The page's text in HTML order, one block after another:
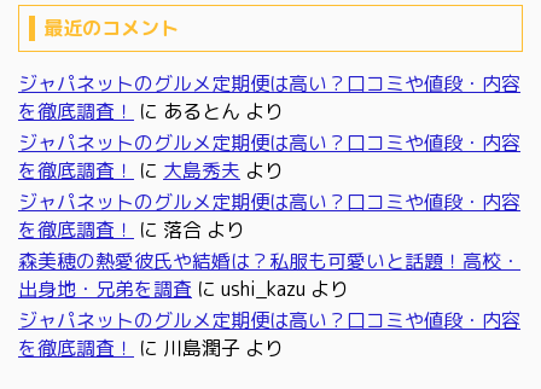
最近のコメント
ジャパネットのグルメ定期便は高い？口コミや値段・内容
を徹底調査！ に あるとん より
ジャパネットのグルメ定期便は高い？口コミや値段・内容
を徹底調査！ に 大島秀夫 より
ジャパネットのグルメ定期便は高い？口コミや値段・内容
を徹底調査！ に 落合 より
森美穂の熱愛彼氏や結婚は？私服も可愛いと話題！高校・
出身地・兄弟を調査 に ushi_kazu より
ジャパネットのグルメ定期便は高い？口コミや値段・内容
を徹底調査！ に 川島潤子 より